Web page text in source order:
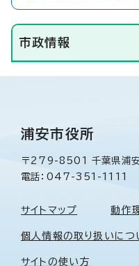
市政情報
浦安市役所
〒279-8501 千葉県浦安
電話：047-351-1111
サイトマップ 動作
個人情報の取り扱いにつ
サイトの使い方